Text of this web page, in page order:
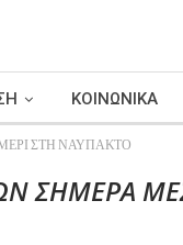
ΚΟΙΝΩΝΙΚΑ
ΣΤΗ ΝΑΥΠΑΚΤΟ
ΣΗΜΕΡΑ